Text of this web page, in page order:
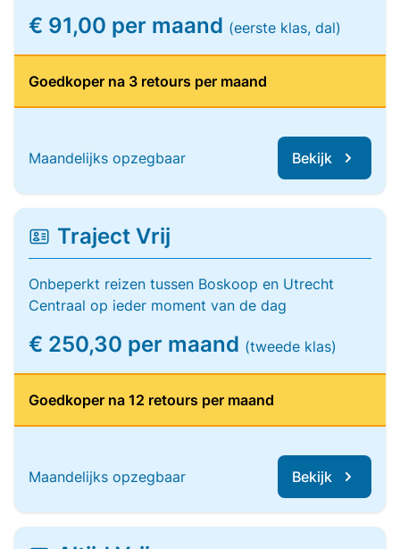
€ 91,00 per maand (eerste klas, dal)
Goedkoper na 3 retours per maand
Maandelijks opzegbaar Bekijk
Traject Vrij
Onbeperkt reizen tussen Boskoop en Utrecht
Centraal op ieder moment van de dag
€ 250,30 per maand (tweede klas)
Goedkoper na 12 retours per maand
Maandelijks opzegbaar Bekijk